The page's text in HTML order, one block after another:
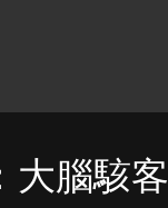
大腦駭客